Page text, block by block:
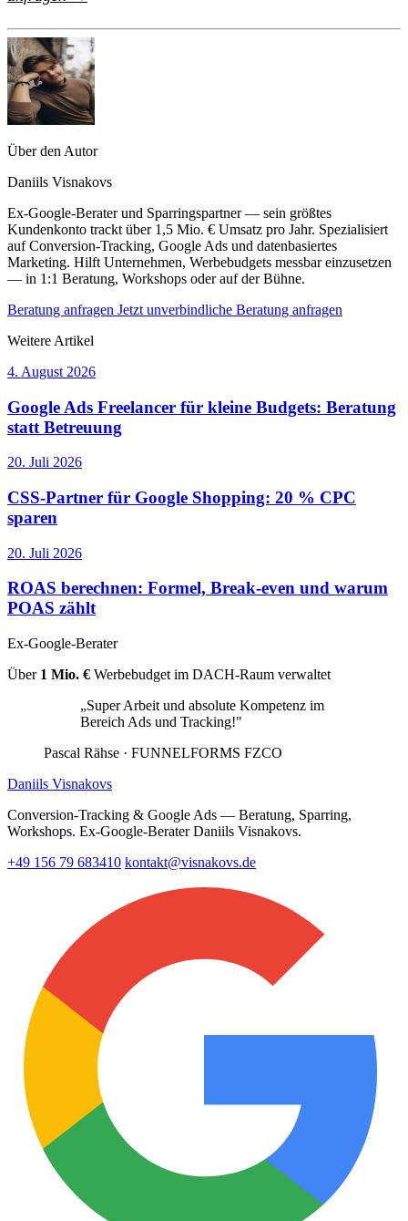
Über den Autor
Daniils Visnakovs
Ex-Google-Berater und Sparringspartner — sein größtes
Kundenkonto trackt über 1,5 Mio. € Umsatz pro Jahr. Spezialisiert
auf Conversion-Tracking, Google Ads und datenbasiertes
Marketing. Hilft Unternehmen, Werbebudgets messbar einzusetzen
— in 1:1 Beratung, Workshops oder auf der Bühne.
Beratung anfragen Jetzt unverbindliche Beratung anfragen
Weitere Artikel
4. August 2026
Google Ads Freelancer für kleine Budgets: Beratung
statt Betreuung
20. Juli 2026
CSS-Partner für Google Shopping: 20 % CPC
sparen
20. Juli 2026
ROAS berechnen: Formel, Break-even und warum
POAS zählt
Ex-Google-Berater
Über 1 Mio. € Werbebudget im DACH-Raum verwaltet
„Super Arbeit und absolute Kompetenz im
Bereich Ads und Tracking!"
Pascal Rähse · FUNNELFORMS FZCO
Daniils Visnakovs
Conversion-Tracking & Google Ads — Beratung, Sparring,
Workshops. Ex-Google-Berater Daniils Visnakovs.
+49 156 79 683410 kontakt@visnakovs.de